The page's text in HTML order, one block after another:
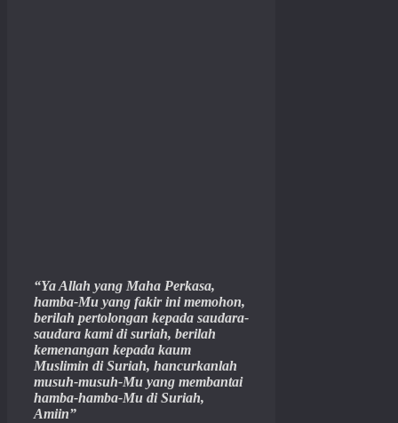
“Ya Allah yang Maha Perkasa,
hamba-Mu yang fakir ini memohon,
berilah pertolongan kepada saudara-
saudara kami di suriah, berilah
kemenangan kepada kaum
Muslimin di Suriah, hancurkanlah
musuh-musuh-Mu yang membantai
hamba-hamba-Mu di Suriah,
Amiin”